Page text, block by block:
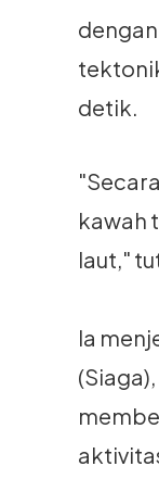
detik.
kawah
laut,"
Ia